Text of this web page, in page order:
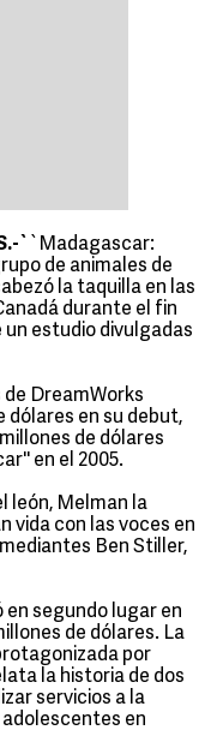
`
`Madagascar:
de animales de
la taquilla en las
durante el fin
un estudio divulgadas
de DreamWorks
dólares en su debut,
de dólares
en el 2005.
león, Melman la
vida con las voces en
Ben Stiller,
segundo lugar en
de dólares. La
por
la historia de dos
servicios a la
en